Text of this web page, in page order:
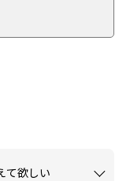
て欲しい